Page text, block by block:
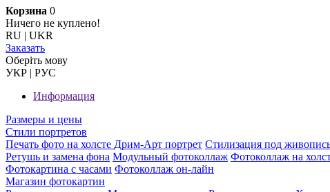
Корзина 0
Ничего не куплено!
RU | UKR
Заказать
Оберiть мову
УКР | РУС
Информация
Размеры и цены
Стили портретов
Печать фото на холсте Дрим-Арт портрет Стилизация под
Ретушь и замена фона Модульный фотоколлаж Фотоколлаж на
Фотокартина с часами Фотоколлаж он-лайн
Магазин фотокартин